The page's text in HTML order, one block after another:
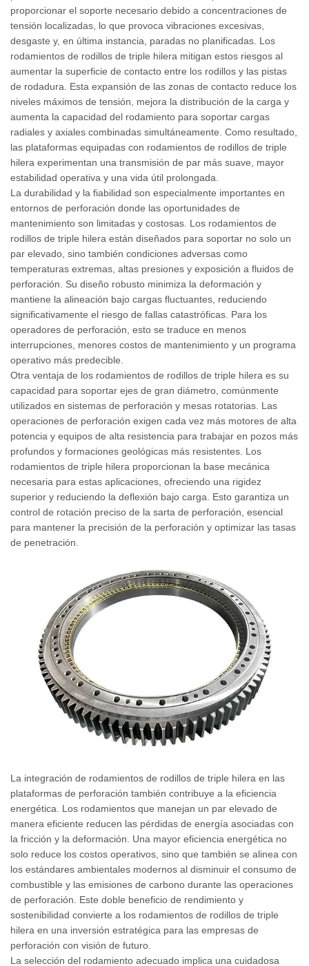
proporcionar el soporte necesario debido a concentraciones de
tensión localizadas, lo que provoca vibraciones excesivas,
desgaste y, en última instancia, paradas no planificadas. Los
rodamientos de rodillos de triple hilera mitigan estos riesgos al
aumentar la superficie de contacto entre los rodillos y las pistas
de rodadura. Esta expansión de las zonas de contacto reduce los
niveles máximos de tensión, mejora la distribución de la carga y
aumenta la capacidad del rodamiento para soportar cargas
radiales y axiales combinadas simultáneamente. Como resultado,
las plataformas equipadas con rodamientos de rodillos de triple
hilera experimentan una transmisión de par más suave, mayor
estabilidad operativa y una vida útil prolongada.
La durabilidad y la fiabilidad son especialmente importantes en
entornos de perforación donde las oportunidades de
mantenimiento son limitadas y costosas. Los rodamientos de
rodillos de triple hilera están diseñados para soportar no solo un
par elevado, sino también condiciones adversas como
temperaturas extremas, altas presiones y exposición a fluidos de
perforación. Su diseño robusto minimiza la deformación y
mantiene la alineación bajo cargas fluctuantes, reduciendo
significativamente el riesgo de fallas catastróficas. Para los
operadores de perforación, esto se traduce en menos
interrupciones, menores costos de mantenimiento y un programa
operativo más predecible.
Otra ventaja de los rodamientos de rodillos de triple hilera es su
capacidad para soportar ejes de gran diámetro, comúnmente
utilizados en sistemas de perforación y mesas rotatorias. Las
operaciones de perforación exigen cada vez más motores de alta
potencia y equipos de alta resistencia para trabajar en pozos más
profundos y formaciones geológicas más resistentes. Los
rodamientos de triple hilera proporcionan la base mecánica
necesaria para estas aplicaciones, ofreciendo una rigidez
superior y reduciendo la deflexión bajo carga. Esto garantiza un
control de rotación preciso de la sarta de perforación, esencial
para mantener la precisión de la perforación y optimizar las tasas
de penetración.
La integración de rodamientos de rodillos de triple hilera en las
plataformas de perforación también contribuye a la eficiencia
energética. Los rodamientos que manejan un par elevado de
manera eficiente reducen las pérdidas de energía asociadas con
la fricción y la deformación. Una mayor eficiencia energética no
solo reduce los costos operativos, sino que también se alinea con
los estándares ambientales modernos al disminuir el consumo de
combustible y las emisiones de carbono durante las operaciones
de perforación. Este doble beneficio de rendimiento y
sostenibilidad convierte a los rodamientos de rodillos de triple
hilera en una inversión estratégica para las empresas de
perforación con visión de futuro.
La selección del rodamiento adecuado implica una cuidadosa